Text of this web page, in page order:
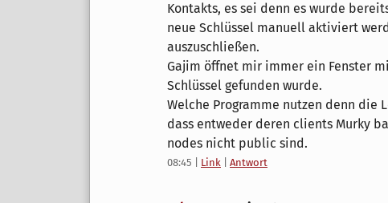
Kontakts, es sei denn es wurde
neue Schlüssel manuell aktiviert
auszuschließen.
Gajim öffnet mir immer ein Fenster
Schlüssel gefunden wurde.
Welche Programme nutzen denn die
dass entweder deren clients Murky
nodes nicht public sind.
08:45 Link Antwort